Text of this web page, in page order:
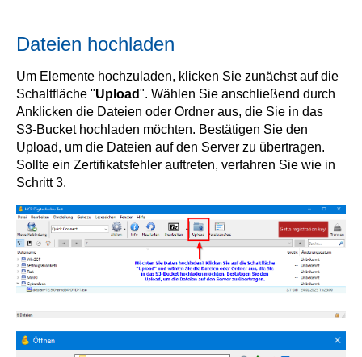
Dateien hochladen
Um Elemente hochzuladen, klicken Sie zunächst auf die
Schaltfläche "Upload". Wählen Sie anschließend durch
Anklicken die Dateien oder Ordner aus, die Sie in das
S3-Bucket hochladen möchten. Bestätigen Sie den
Upload, um die Dateien auf den Server zu übertragen.
Sollte ein Zertifikatsfehler auftreten, verfahren Sie wie in
Schritt 3.